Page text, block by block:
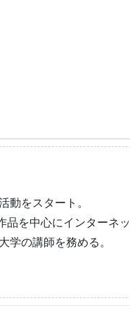
動をスタート。
品を中心にインターネッ
学の講師を務める。